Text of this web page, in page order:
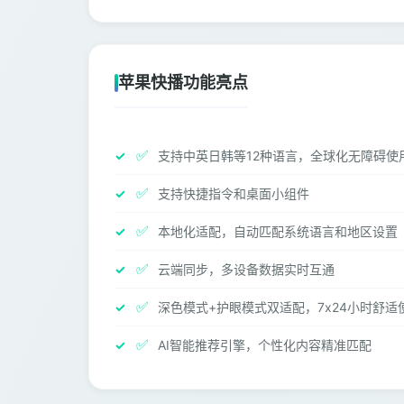
苹果快播功能亮点
✅ 支持中英日韩等12种语言，全球化无障碍使
✅ 支持快捷指令和桌面小组件
✅ 本地化适配，自动匹配系统语言和地区设置
✅ 云端同步，多设备数据实时互通
✅ 深色模式+护眼模式双适配，7x24小时舒适
✅ AI智能推荐引擎，个性化内容精准匹配